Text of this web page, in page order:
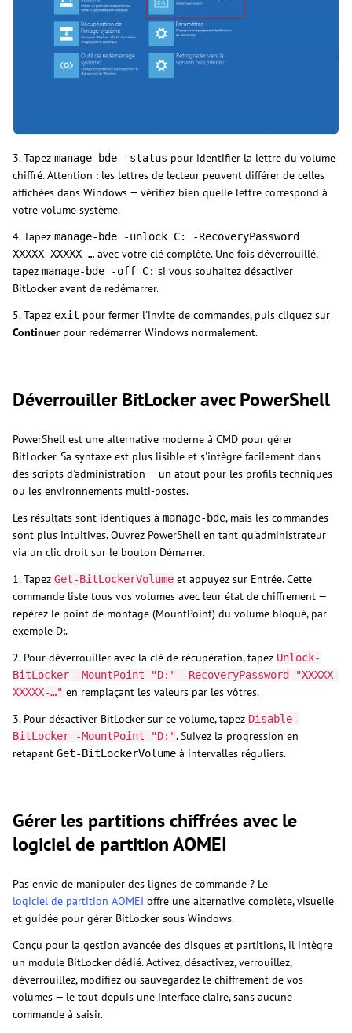
3. Tapez manage-bde -status pour identifier la lettre du volume
chiffré. Attention : les lettres de lecteur peuvent différer de celles
affichées dans Windows — vérifiez bien quelle lettre correspond à
votre volume système.
4. Tapez manage-bde -unlock C: -RecoveryPassword
XXXXX-XXXXX-… avec votre clé complète. Une fois déverrouillé,
tapez manage-bde -off C: si vous souhaitez désactiver
BitLocker avant de redémarrer.
5. Tapez exit pour fermer l'invite de commandes, puis cliquez sur
Continuer pour redémarrer Windows normalement.
Déverrouiller BitLocker avec PowerShell
PowerShell est une alternative moderne à CMD pour gérer
BitLocker. Sa syntaxe est plus lisible et s'intègre facilement dans
des scripts d'administration — un atout pour les profils techniques
ou les environnements multi-postes.
Les résultats sont identiques à manage-bde, mais les commandes
sont plus intuitives. Ouvrez PowerShell en tant qu'administrateur
via un clic droit sur le bouton Démarrer.
1. Tapez Get-BitLockerVolume et appuyez sur Entrée. Cette
commande liste tous vos volumes avec leur état de chiffrement —
repérez le point de montage (MountPoint) du volume bloqué, par
exemple D:.
2. Pour déverrouiller avec la clé de récupération, tapez Unlock-
BitLocker -MountPoint "D:" -RecoveryPassword "XXXXX-
XXXXX-…" en remplaçant les valeurs par les vôtres.
3. Pour désactiver BitLocker sur ce volume, tapez Disable-
BitLocker -MountPoint "D:". Suivez la progression en
retapant Get-BitLockerVolume à intervalles réguliers.
Gérer les partitions chiffrées avec le
logiciel de partition AOMEI
Pas envie de manipuler des lignes de commande ? Le
logiciel de partition AOMEI offre une alternative complète, visuelle
et guidée pour gérer BitLocker sous Windows.
Conçu pour la gestion avancée des disques et partitions, il intègre
un module BitLocker dédié. Activez, désactivez, verrouillez,
déverrouillez, modifiez ou sauvegardez le chiffrement de vos
volumes — le tout depuis une interface claire, sans aucune
commande à saisir.